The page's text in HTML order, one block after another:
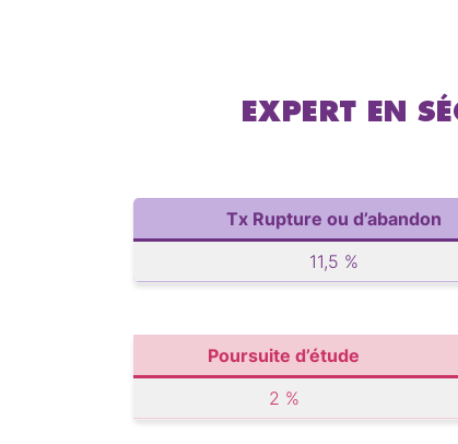
EXPERT EN
Tx Rupture ou d’abandon
11,5 %
Poursuite d’étude
2 %